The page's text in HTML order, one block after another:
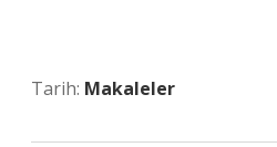
Tarih: Makaleler